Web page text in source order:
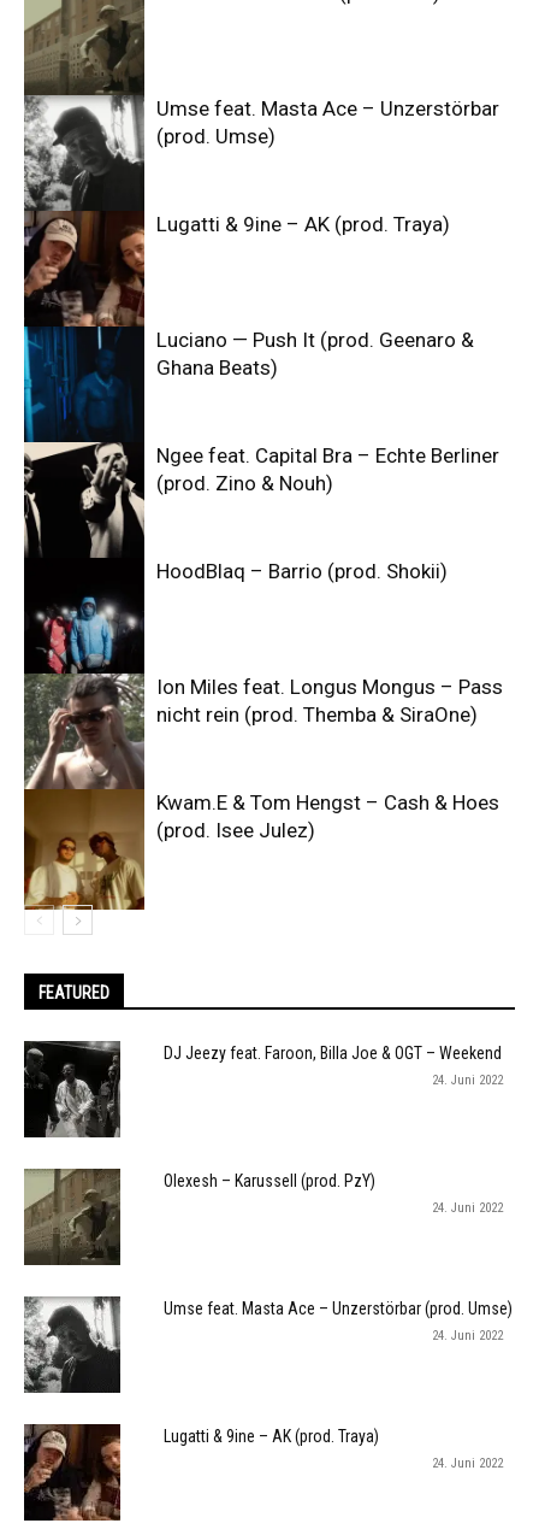
Umse feat. Masta Ace – Unzerstörbar
(prod. Umse)
Lugatti & 9ine – AK (prod. Traya)
Luciano — Push It (prod. Geenaro &
Ghana Beats)
Ngee feat. Capital Bra – Echte Berliner
(prod. Zino & Nouh)
HoodBlaq – Barrio (prod. Shokii)
Ion Miles feat. Longus Mongus – Pass
nicht rein (prod. Themba & SiraOne)
Kwam.E & Tom Hengst – Cash & Hoes
(prod. Isee Julez)
FEATURED
DJ Jeezy feat. Faroon, Billa Joe & OGT – Weekend
24. Juni 2022
Olexesh – Karussell (prod. PzY)
24. Juni 2022
Umse feat. Masta Ace – Unzerstörbar (prod. Umse)
24. Juni 2022
Lugatti & 9ine – AK (prod. Traya)
24. Juni 2022